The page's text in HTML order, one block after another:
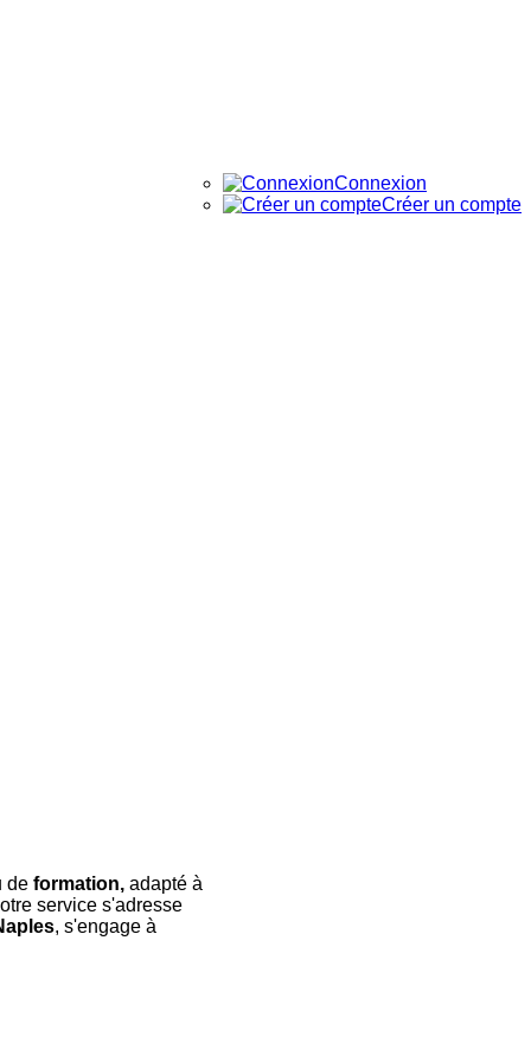
Connexion
Créer un compte
de formation,adapté à
service s'adresse
, s'engage à